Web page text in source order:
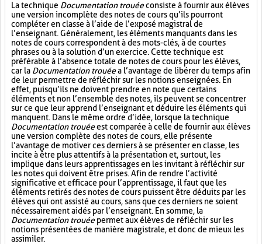
La technique Documentation trouéeconsiste à fournir aux élèves
une version incomplète des notes de cours qu’ils pourront
compléter en classe à l’aide de l’exposé magistral de
l’enseignant. Généralement, les éléments manquants dans les
notes de cours correspondent à des mots-clés, à de courtes
phrases ou à la solution d’un exercice. Cette technique est
préférable à l’absence totale de notes de cours pour les élèves,
car la Documentation trouéea l’avantage de libérer du temps afin
de leur permettre de réfléchir sur les notions enseignées. En
effet, puisqu’ils ne doivent prendre en note que certains
éléments et non l’ensemble des notes, ils peuvent se concentrer
sur ce que leur apprend l’enseignant et déduire les éléments qui
manquent. Dans le même ordre d’idée, lorsque la technique
Documentation trouéeest comparée à celle de fournir aux élèves
une version complète des notes de cours, elle présente
l’avantage de motiver ces derniers à se présenter en classe, les
incite à être plus attentifs à la présentation et, surtout, les
implique dans leurs apprentissages en les invitant à réfléchir sur
les notes qui doivent être prises. Afin de rendre l’activité
significative et efficace pour l’apprentissage, il faut que les
éléments retirés des notes de cours puissent être déduits par les
élèves qui ont assisté au cours, sans que ces derniers ne soient
nécessairement aidés par l’enseignant. En somme, la
Documentation trouéepermet aux élèves de réfléchir sur les
notions présentées de manière magistrale, et donc de mieux les
assimiler.